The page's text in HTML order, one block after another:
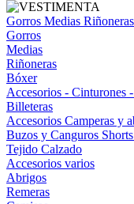
Gorros Medias Riñoneras
Gorros
Medias
Riñoneras
Bóxer
Accesorios - Cinturones
Billeteras
Accesorios Camperas y
Buzos y Canguros
Tejido Calzado
Accesorios varios
Abrigos
Remeras